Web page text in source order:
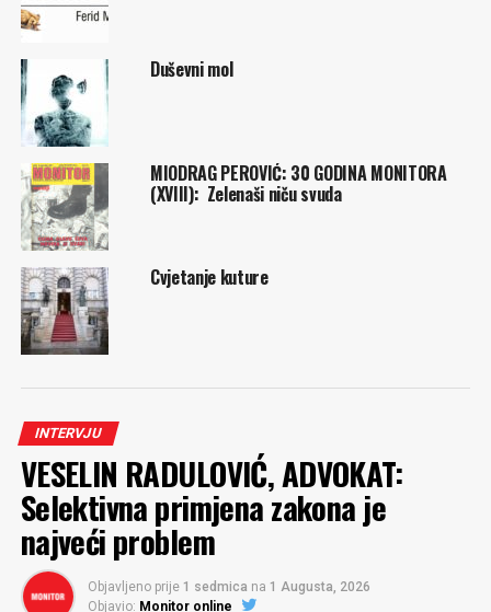
Duševni mol
MIODRAG PEROVIĆ: 30 GODINA MONITORA
(XVIII): Zelenaši niču svuda
Cvjetanje kuture
INTERVJU
VESELIN RADULOVIĆ, ADVOKAT:
Selektivna primjena zakona je
najveći problem
Objavljeno prije 1 sedmica na 1 Augusta, 2026
Objavio: Monitor online